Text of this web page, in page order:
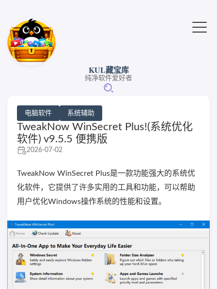
KUL藏宝库
纯净软件爱好者
电脑软件 系统辅助
TweakNow WinSecret Plus!(系统优化
软件) v9.5.5 便携版
2026-07-02
TweakNow WinSecret Plus是一款功能强大的系统优
化软件，它提供了许多实用的工具和功能，可以帮助
用户优化Windows操作系统的性能和设置。